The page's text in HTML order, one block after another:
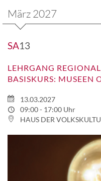
März 2027
SA13
LEHRGANG
BASISKURS: MUSEEN
13.03.2027
09:00 - 17:00 Uhr
HAUS DER